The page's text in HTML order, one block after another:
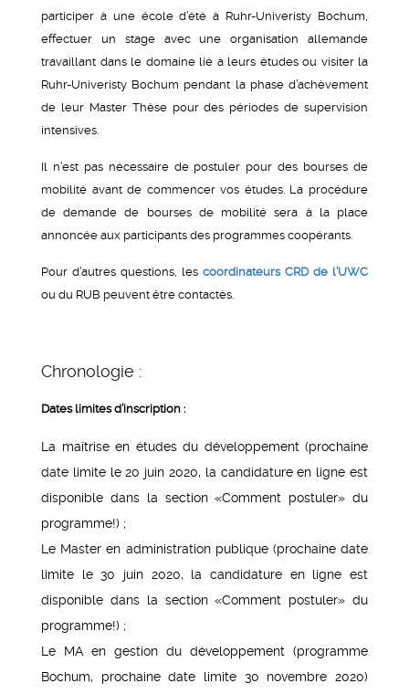
participer à une école d’été à Ruhr-Univeristy Bochum,
effectuer un stage avec une organisation allemande
travaillant dans le domaine lié à leurs études ou visiter la
Ruhr-Univeristy Bochum pendant la phase d’achèvement
de leur Master Thèse pour des périodes de supervision
intensives.
Il n’est pas nécessaire de postuler pour des bourses de
mobilité avant de commencer vos études. La procédure
de demande de bourses de mobilité sera à la place
annoncée aux participants des programmes coopérants.
Pour d’autres questions, les coordinateurs CRD de l’UWC
ou du RUB peuvent être contactés.
Chronologie :
Dates limites d’inscription :
La maîtrise en études du développement (prochaine
date limite le 20 juin 2020, la candidature en ligne est
disponible dans la section «Comment postuler» du
programme!) ;
Le Master en administration publique (prochaine date
limite le 30 juin 2020, la candidature en ligne est
disponible dans la section «Comment postuler» du
programme!) ;
Le MA en gestion du développement (programme
Bochum, prochaine date limite 30 novembre 2020)